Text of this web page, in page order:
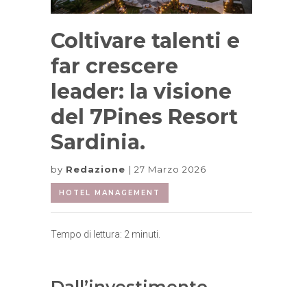
Coltivare talenti e
far crescere
leader: la visione
del 7Pines Resort
Sardinia.
by Redazione 27 Marzo 2026
HOTEL MANAGEMENT
Tempo di lettura: 2 minuti.